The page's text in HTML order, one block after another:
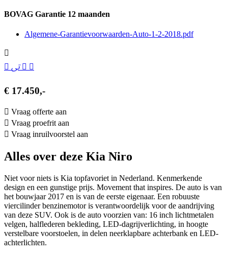
BOVAG Garantie 12 maanden
Algemene-Garantievoorwaarden-Auto-1-2-2018.pdf
€ 17.450,-
Vraag offerte aan
Vraag proefrit aan
Vraag inruilvoorstel aan
Alles over deze Kia Niro
Niet voor niets is Kia topfavoriet in Nederland. Kenmerkende
design en een gunstige prijs. Movement that inspires. De auto is van
het bouwjaar 2017 en is van de eerste eigenaar. Een robuuste
viercilinder benzinemotor is verantwoordelijk voor de aandrijving
van deze SUV. Ook is de auto voorzien van: 16 inch lichtmetalen
velgen, halflederen bekleding, LED-dagrijverlichting, in hoogte
verstelbare voorstoelen, in delen neerklapbare achterbank en LED-
achterlichten.